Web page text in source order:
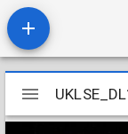
Mirador
viewer